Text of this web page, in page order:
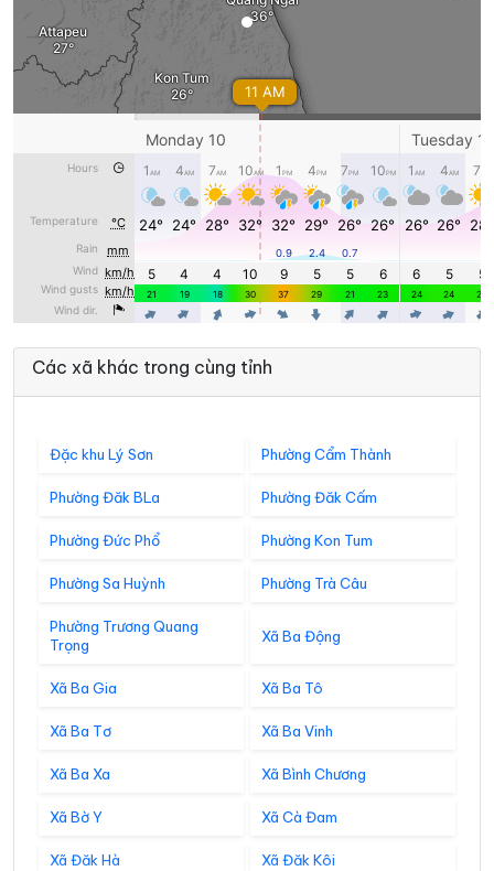
Các xã khác trong cùng tỉnh
Đặc khu Lý Sơn Phường Cẩm Thành
Phường Đăk BLa Phường Đăk Cấm
Phường Đức Phổ Phường Kon Tum
Phường Sa Huỳnh Phường Trà Câu
Phường Trương Quang
Trọng
Xã Ba Động
Xã Ba Gia Xã Ba Tô
Xã Ba Tơ Xã Ba Vinh
Xã Ba Xa Xã Bình Chương
Xã Bờ Y Xã Cà Đam
Xã Đăk Hà Xã Đăk Kôi